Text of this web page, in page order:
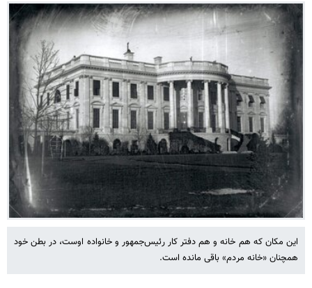
این مکان که هم خانه و هم دفتر کار رئیس‌جمهور و خانواده اوست، در بطن خود
همچنان «خانه مردم» باقی مانده است.